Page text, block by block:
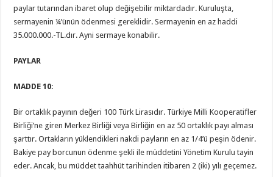
paylar tutarından ibaret olup değişebilir miktardadır. Kuruluşta,
sermayenin ¼’ünün ödenmesi gereklidir. Sermayenin en az haddi
35.000.000.-TL.dır. Ayni sermaye konabilir.
PAYLAR
MADDE 10:
Bir ortaklık payının değeri 100 Türk Lirasıdır. Türkiye Milli Kooperatifler
Birliği’ne giren Merkez Birliği veya Birliğin en az 50 ortaklık payı alması
şarttır. Ortakların yüklendikleri nakdi payların en az 1/4’ü peşin ödenir.
Bakiye pay borcunun ödenme şekli ile müddetini Yönetim Kurulu tayin
eder. Ancak, bu müddet taahhüt tarihinden itibaren 2 (iki) yılı geçemez.